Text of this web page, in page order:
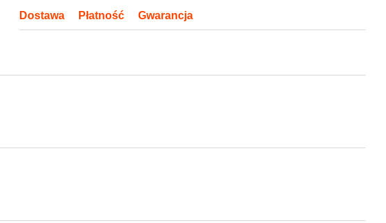
Dostawa Płatność Gwarancja